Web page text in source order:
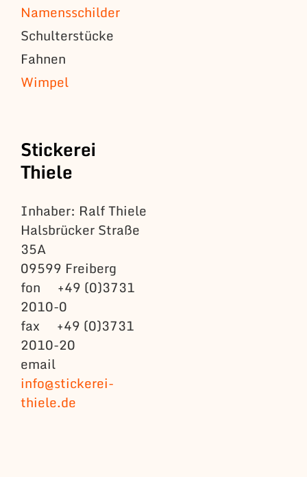
Namensschilder
Schulterstücke
Fahnen
Wimpel
Stickerei
Thiele
Inhaber: Ralf Thiele
Halsbrücker Straße
35A
09599 Freiberg
fon +49 (0)3731
2010-0
fax +49 (0)3731
2010-20
email
info@stickerei-
thiele.de